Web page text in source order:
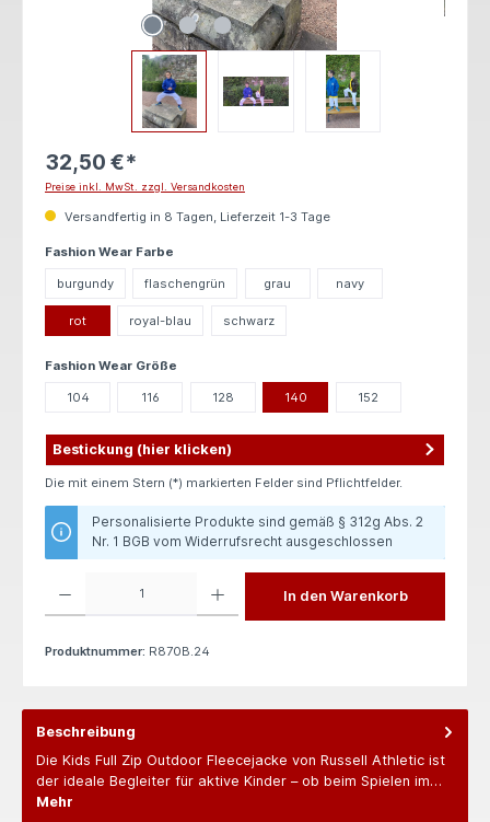
32,50 €*
Preise inkl. MwSt. zzgl. Versandkosten
Versandfertig in 8 Tagen, Lieferzeit 1-3 Tage
Fashion Wear Farbe
burgundy flaschengrün grau navy
rot royal-blau schwarz
Fashion Wear Größe
104 116 128 140 152
Bestickung (hier klicken)
Die mit einem Stern (*) markierten Felder sind Pflichtfelder.
Personalisierte Produkte sind gemäß § 312g Abs. 2
Nr. 1 BGB vom Widerrufsrecht ausgeschlossen
In den Warenkorb
Produktnummer: R870B.24
Beschreibung
Die Kids Full Zip Outdoor Fleecejacke von Russell Athletic ist
der ideale Begleiter für aktive Kinder – ob beim Spielen im…
Mehr